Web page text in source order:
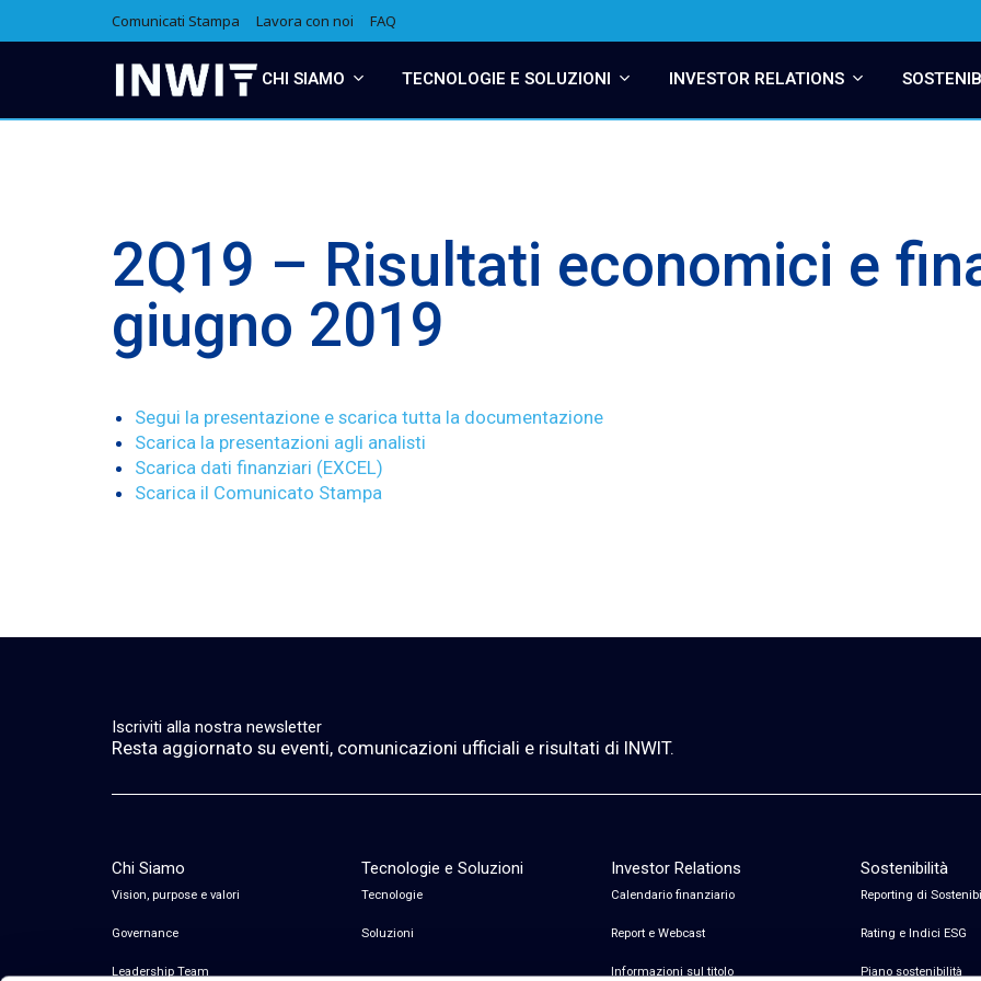
Comunicati Stampa Lavora con noi FAQ
CHI SIAMO TECNOLOGIE E SOLUZIONI INVESTOR RELATIONS
2Q19 – Risultati economici e
giugno 2019
Segui la presentazione e scarica tutta la documentazione
Scarica la presentazioni agli analisti
Scarica dati finanziari (EXCEL)
Scarica il Comunicato Stampa
Iscriviti alla nostra newsletter
Resta aggiornato su eventi, comunicazioni ufficiali e risultati di INWIT.
Chi Siamo
Vision, purpose e valori
Governance
Leadership Team
Tecnologie e Soluzioni
Tecnologie
Soluzioni
Investor Relations
Calendario finanziario
Report e Webcast
Informazioni sul titolo
Sostenibilità
Reporting di
Rating e Indici ESG
Piano sostenibilità